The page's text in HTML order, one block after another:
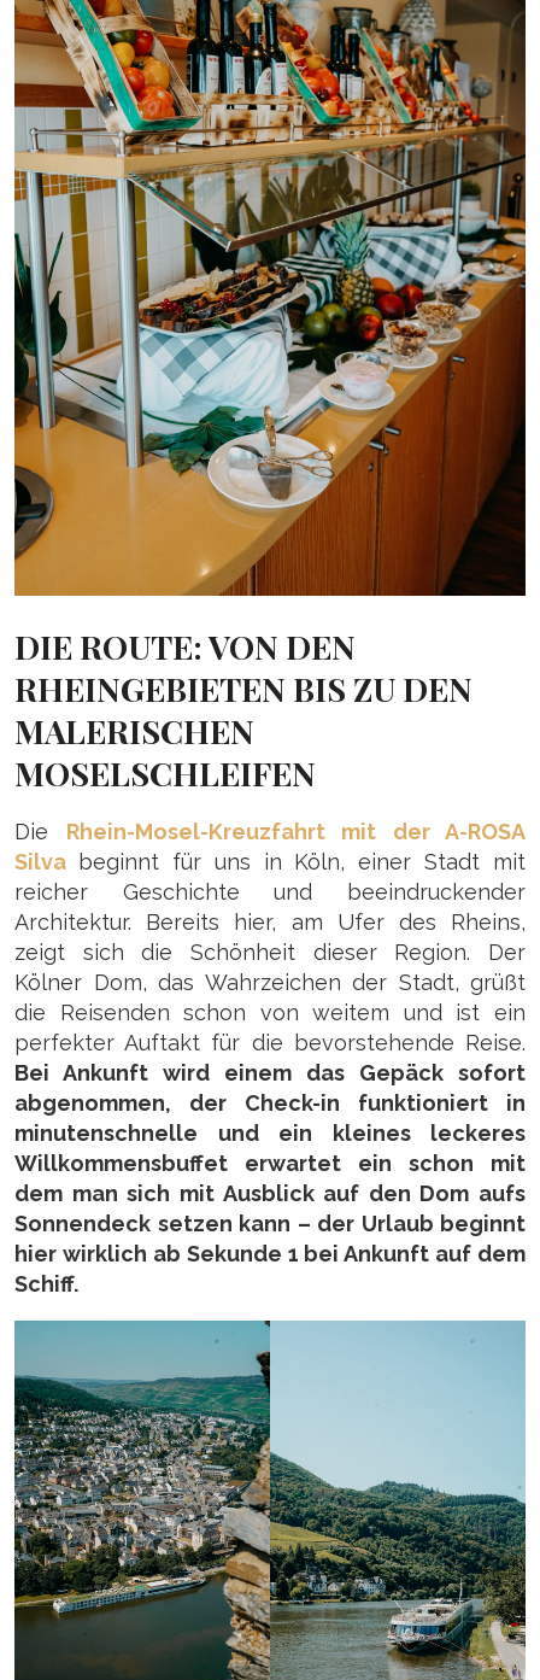
DIE ROUTE: VON DEN
RHEINGEBIETEN BIS ZU DEN
MALERISCHEN
MOSELSCHLEIFEN
Die Rhein-Mosel-Kreuzfahrt mit der A-ROSA
Silva beginnt für uns in Köln, einer Stadt mit
reicher Geschichte und beeindruckender
Architektur. Bereits hier, am Ufer des Rheins,
zeigt sich die Schönheit dieser Region. Der
Kölner Dom, das Wahrzeichen der Stadt, grüßt
die Reisenden schon von weitem und ist ein
perfekter Auftakt für die bevorstehende Reise.
Bei Ankunft wird einem das Gepäck sofort
abgenommen, der Check-in funktioniert in
minutenschnelle und ein kleines leckeres
Willkommensbuffet erwartet ein schon mit
dem man sich mit Ausblick auf den Dom aufs
Sonnendeck setzen kann – der Urlaub beginnt
hier wirklich ab Sekunde 1 bei Ankunft auf dem
Schiff.